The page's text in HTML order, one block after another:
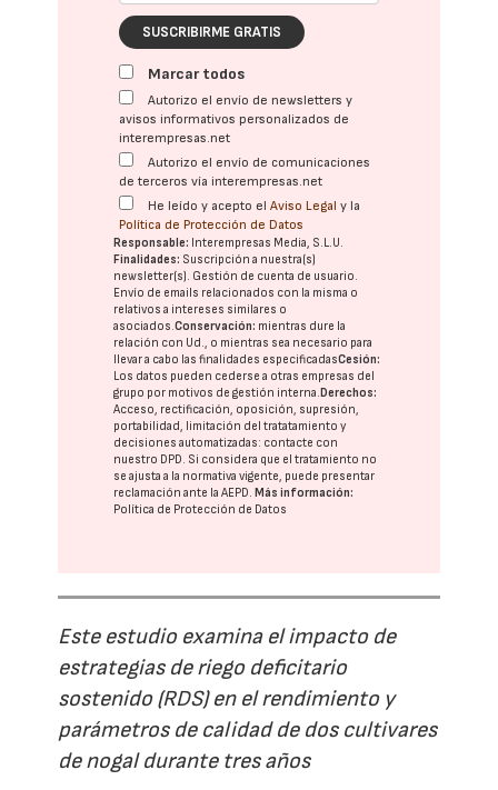
SUSCRIBIRME GRATIS
Marcar todos
Autorizo el envío de newsletters y
avisos informativos personalizados de
interempresas.net
Autorizo el envío de comunicaciones
de terceros vía interempresas.net
He leído y acepto elAviso Legal y la
Política de Protección de Datos
Responsable: Interempresas Media, S.L.U.
Finalidades: Suscripción a nuestra(s)
newsletter(s). Gestión de cuenta de usuario.
Envío de emails relacionados con la misma o
relativos a intereses similares o
asociados.Conservación: mientras dure la
relación con Ud., o mientras sea necesario para
llevar a cabo las finalidades especificadasCesión:
Los datos pueden cederse a otras empresas del
grupo por motivos de gestión interna. Derechos:
Acceso, rectificación, oposición, supresión,
portabilidad, limitación del tratatamiento y
decisiones automatizadas: contacte con
nuestro DPD. Si considera que el tratamiento no
se ajusta a la normativa vigente, puede presentar
reclamación ante laAEPD. Más información:
Política de Protección de Datos
Este estudio examina el impacto de
estrategias de riego deficitario
sostenido (RDS) en el rendimiento y
parámetros de calidad de dos cultivares
de nogal durante tres años